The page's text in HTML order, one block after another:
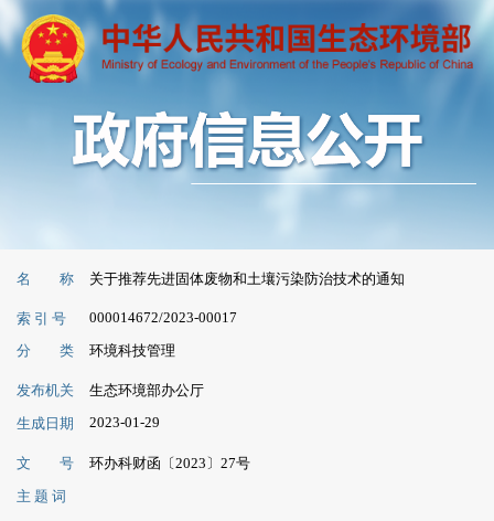
名 称 关于推荐先进固体废物和土壤污染防治技术的通知
索 引 号 000014672/2023-00017
分 类 环境科技管理
发布机关
生态环境部办公厅
生成日期
2023-01-29
文 号
环办科财函〔2023〕27号
主 题 词